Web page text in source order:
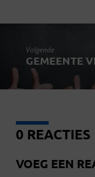
Volgende
GEMEENTE
0 REACTIES
VOEG EEN